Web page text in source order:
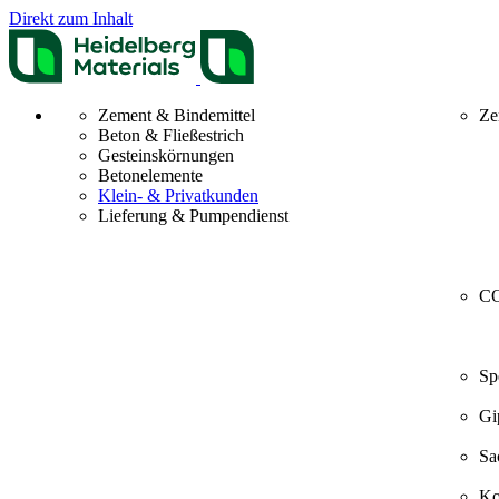
Direkt zum Inhalt
Zement & Bindemittel
Beton & Fließestrich
Gesteinskörnungen
Betonelemente
Klein- & Privatkunden
Lieferung & Pumpendienst